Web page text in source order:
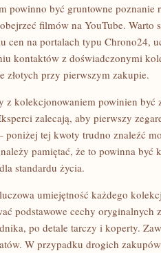
powinno być gruntowne poznanie
filmów na YouTube. Warto
cen na portalach typu Chrono24,
kontaktów z doświadczonymi
złotych przy pierwszym zakupie.
z kolekcjonowaniem powinien być
zalecają, aby pierwszy
poniżej tej kwoty trudno znaleźć
pamiętać, że to powinna być
standardu życia.
umiejętność każdego
podstawowe cechy oryginalnych
po detale tarczy i koperty.
W przypadku drogich